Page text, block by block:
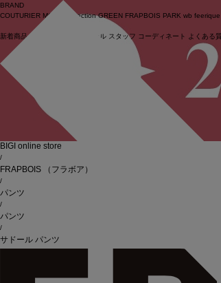
ログイン
BRAND
COUTURIER MOGA Collection GREEN FRAPBOIS PARK wb feerique
新着商品 (ライブ) セール スタッフ コーディネート よくある
BIGI online store
/
FRAPBOIS （フラボア）
/
パンツ
/
パンツ
/
サドール パンツ